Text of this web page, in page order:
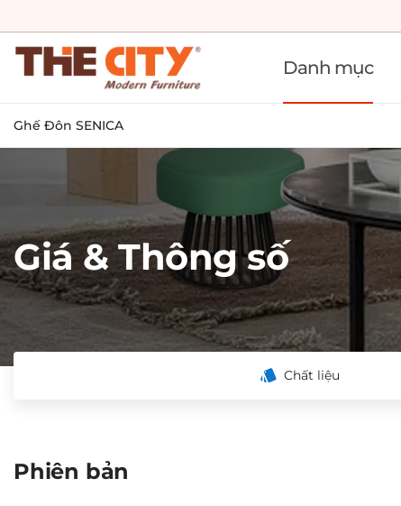
Danh mục
Ghế Đôn SENICA
Giá & Thông số
Chất liệu
Phiên bản